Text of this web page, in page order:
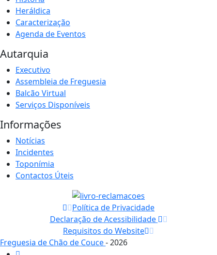
Heráldica
Caracterização
Agenda de Eventos
Autarquia
Executivo
Assembleia de Freguesia
Balcão Virtual
Serviços Disponíveis
Informações
Notícias
Incidentes
Toponímia
Contactos Úteis
Política de Privacidade
Declaração de Acessibilidade
Requisitos do Website
Freguesia de Chão de Couce- 2026